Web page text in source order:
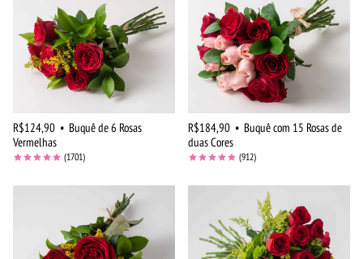
R$124,90 • Buquê de 6 Rosas
Vermelhas
(1701)
R$184,90 • Buquê com 15 Rosas de
duas Cores
(912)